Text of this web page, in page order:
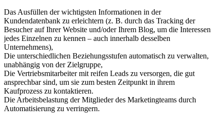
Das Ausfüllen der wichtigsten Informationen in der
Kundendatenbank zu erleichtern (z. B. durch das Tracking der
Besucher auf Ihrer Website und/oder Ihrem Blog, um die Interessen
jedes Einzelnen zu kennen – auch innerhalb desselben
Unternehmens),
Die unterschiedlichen Beziehungsstufen automatisch zu verwalten,
unabhängig von der Zielgruppe,
Die Vertriebsmitarbeiter mit reifen Leads zu versorgen, die gut
ansprechbar sind, um sie zum besten Zeitpunkt in ihrem
Kaufprozess zu kontaktieren.
Die Arbeitsbelastung der Mitglieder des Marketingteams durch
Automatisierung zu verringern.